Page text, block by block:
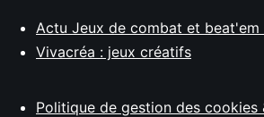
Actu Jeux de combat et beat'em
Vivacréa : jeux créatifs
Politique de gestion des cookies